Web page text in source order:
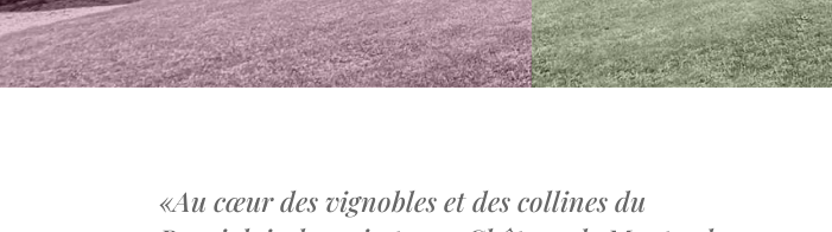
«Au cœur des vignobles et des collines du